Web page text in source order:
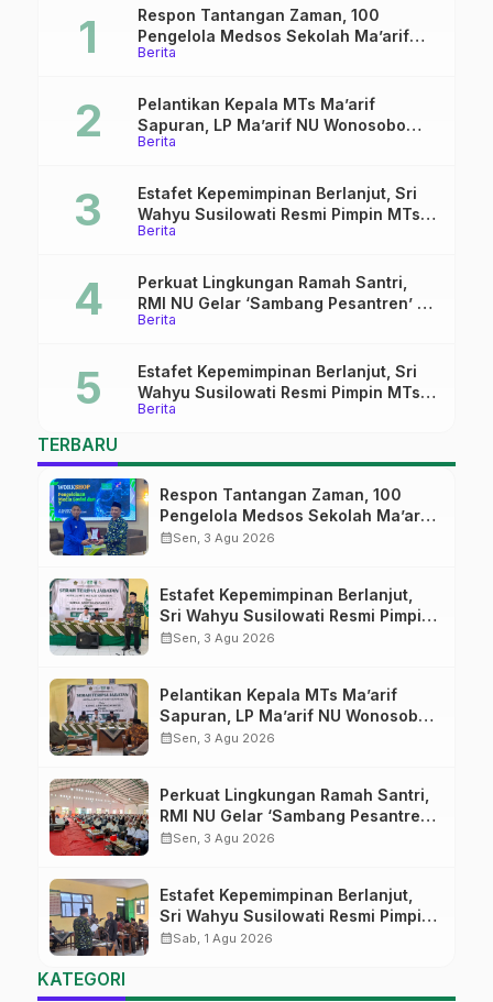
Berita
Respon Tantangan Zaman, 100
Pengelola Medsos Sekolah Ma’arif
Pekalongan Ikuti Pelatihan Literasi
Berita
Pelantikan Kepala MTs Ma’arif
Sapuran, LP Ma’arif NU Wonosobo
Tekankan Lima Amanah
Berita
Estafet Kepemimpinan Berlanjut, Sri
Wahyu Susilowati Resmi Pimpin MTs
Ma’arif Sapuran
Berita
Perkuat Lingkungan Ramah Santri,
RMI NU Gelar ‘Sambang Pesantren’ di
Pati
Berita
Estafet Kepemimpinan Berlanjut, Sri
Wahyu Susilowati Resmi Pimpin MTs
Ma’arif Sapuran
TERBARU
Respon Tantangan Zaman, 100
Pengelola Medsos Sekolah Ma’arif
Pekalongan Ikuti Pelatihan Literasi
calendar_monthSen, 3 Agu 2026
Estafet Kepemimpinan Berlanjut,
Sri Wahyu Susilowati Resmi Pimpin
MTs Ma’arif Sapuran
calendar_monthSen, 3 Agu 2026
Pelantikan Kepala MTs Ma’arif
Sapuran, LP Ma’arif NU Wonosobo
Tekankan Lima Amanah
calendar_monthSen, 3 Agu 2026
Perkuat Lingkungan Ramah Santri,
RMI NU Gelar ‘Sambang Pesantren’
di Pati
calendar_monthSen, 3 Agu 2026
Estafet Kepemimpinan Berlanjut,
Sri Wahyu Susilowati Resmi Pimpin
MTs Ma’arif Sapuran
calendar_monthSab, 1 Agu 2026
KATEGORI